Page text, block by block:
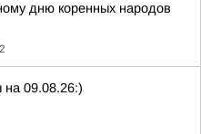
дню коренных народов
на 09.08.26:)